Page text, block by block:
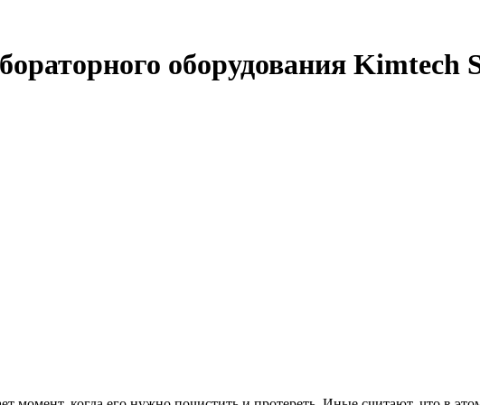
оборудования Kimtech